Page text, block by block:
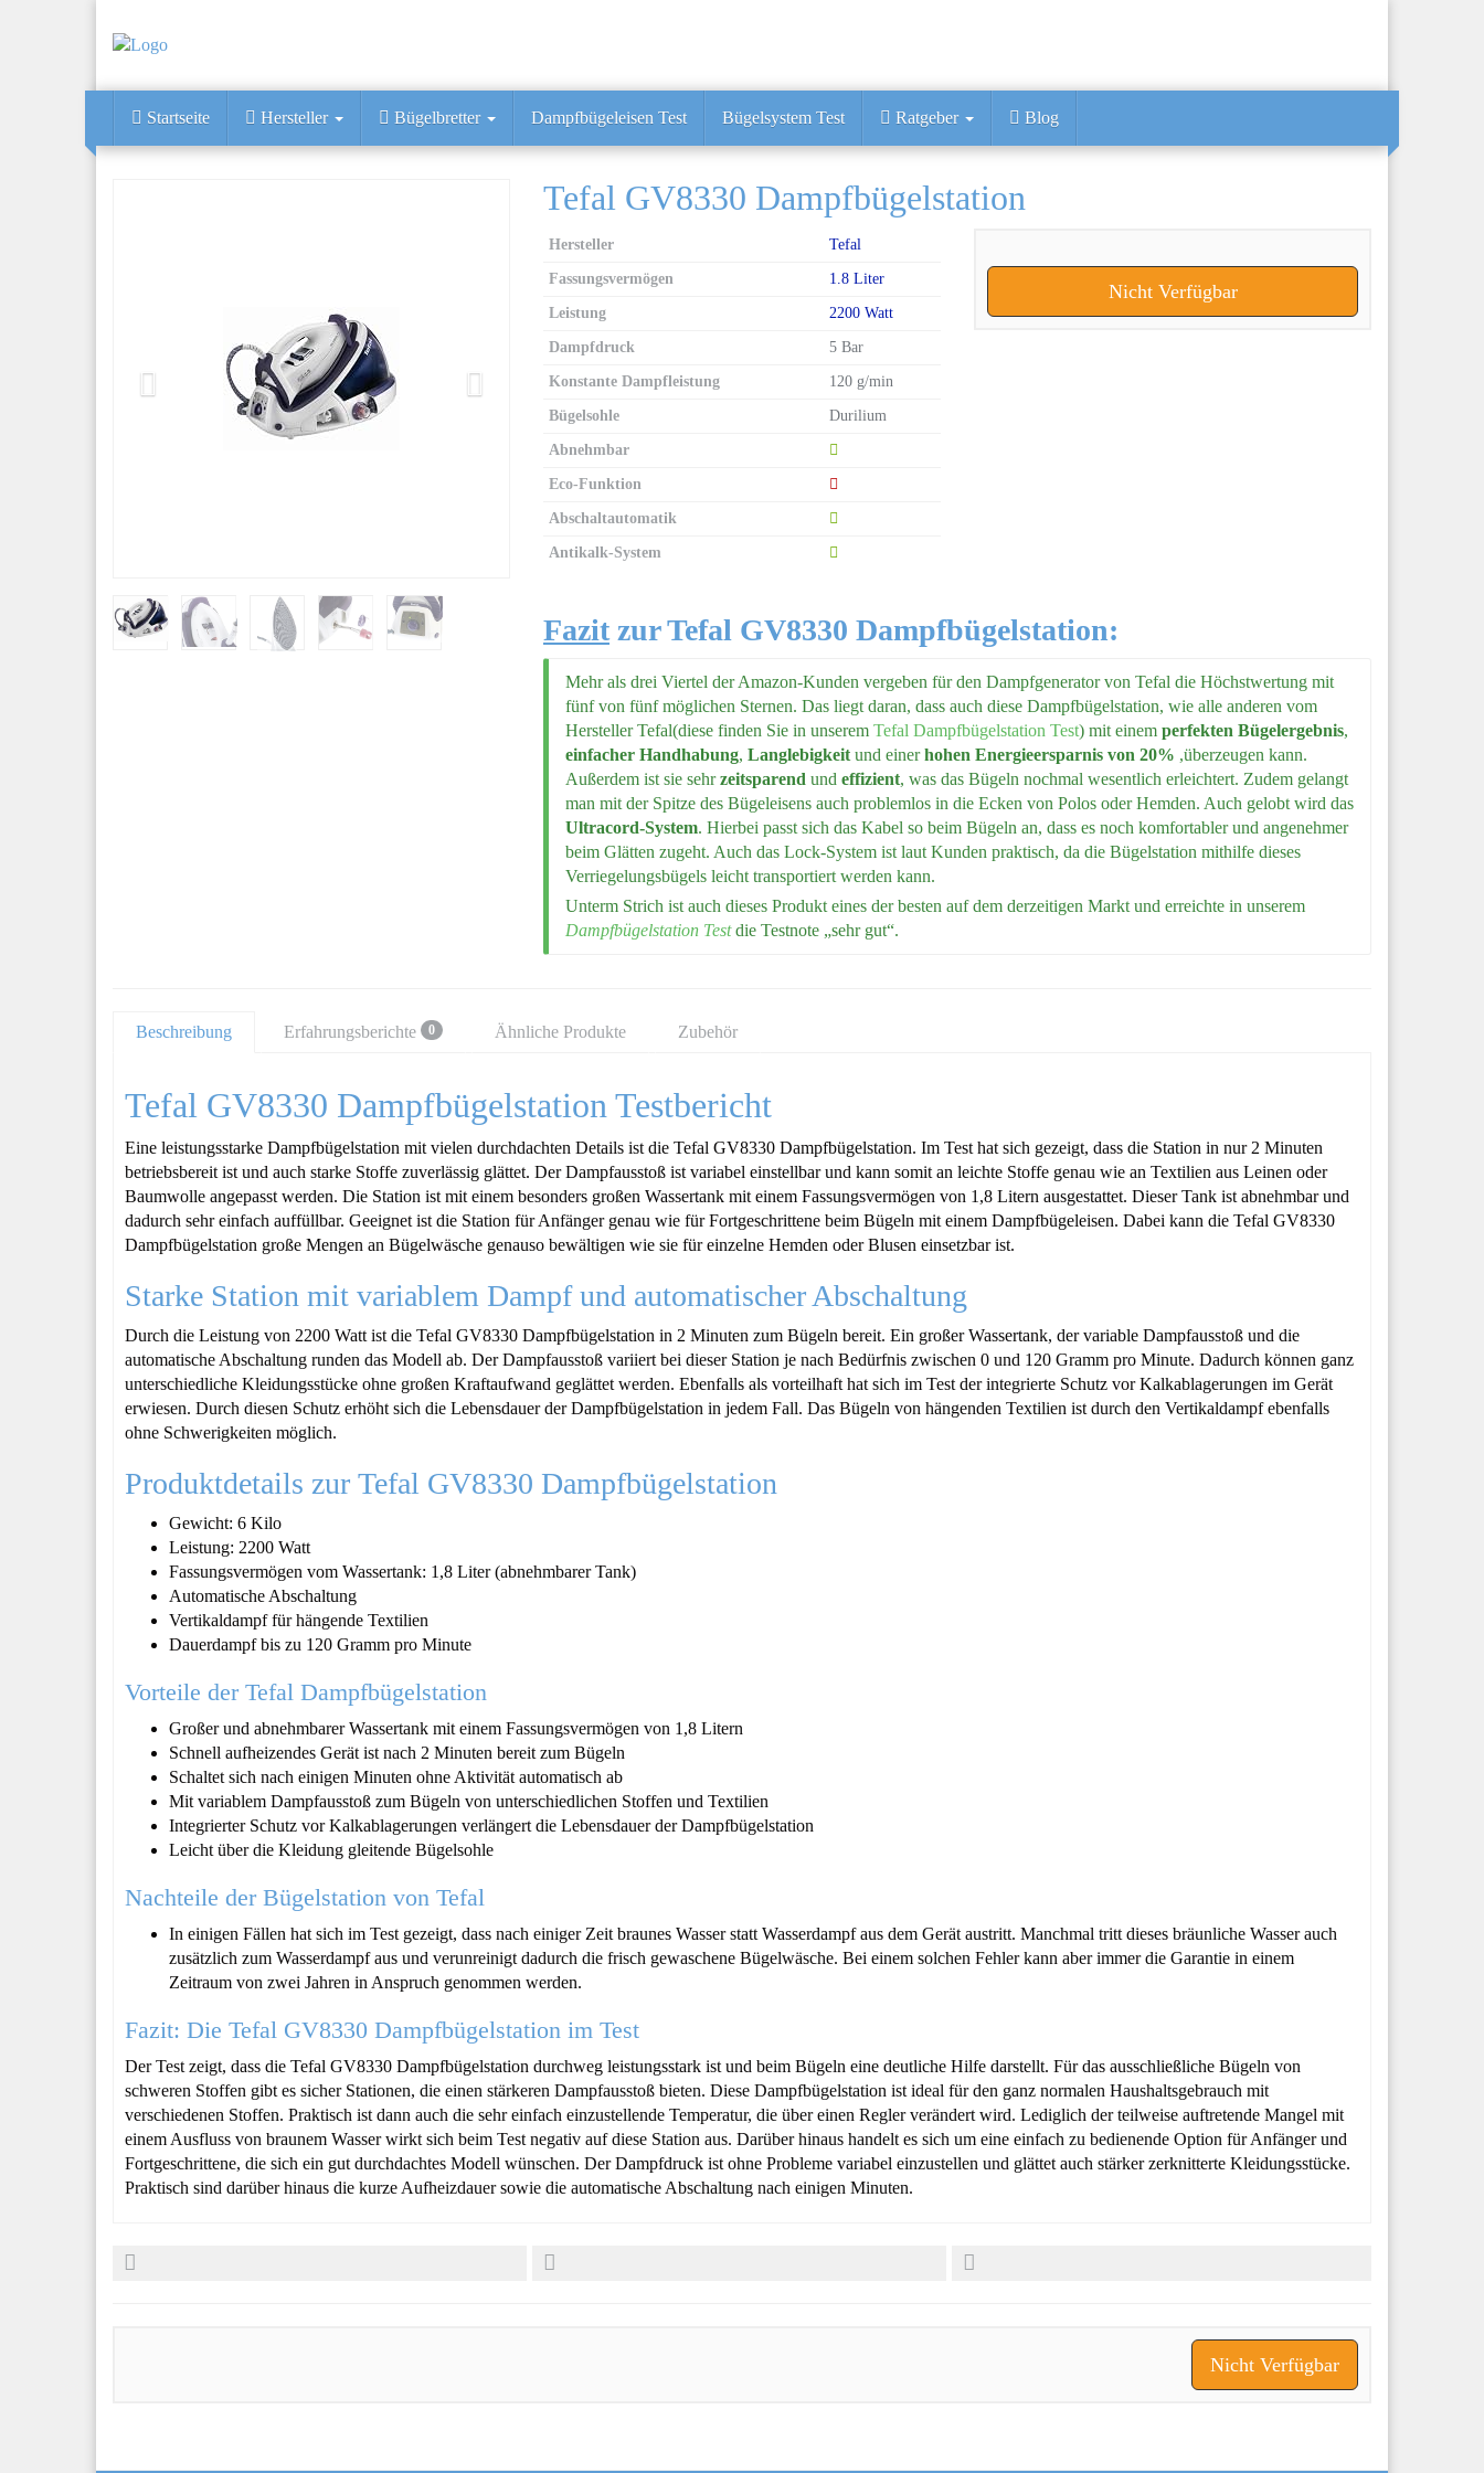
Startseite
Hersteller Bügelbretter Dampfbügeleisen Test Bügelsystem Test Ratgeber Blog
Tefal GV8330 Dampfbügelstation
Nicht Verfügbar
Hersteller Tefal
Fassungsvermögen 1.8 Liter
Leistung 2200 Watt
Dampfdruck 5 Bar
Konstante Dampfleistung 120 g/min
Bügelsohle Durilium
Abnehmbar
Eco-Funktion
Abschaltautomatik
Antikalk-System
Fazitzur Tefal GV8330 Dampfbügelstation:
Mehr als drei Viertel der Amazon-Kunden vergeben für den Dampfgenerator von Tefal die Höchstwertung mit
fünf von fünf möglichen Sternen. Das liegt daran, dass auch diese Dampfbügelstation, wie alle anderen vom
Hersteller Tefal(diese finden Sie in unserem Tefal Dampfbügelstation Test) mit einem perfekten Bügelergebnis,
einfacher Handhabung, Langlebigkeit und einerhohen Energieersparnis von 20% ,überzeugen kann.
Außerdem ist sie sehrzeitsparend und effizient, was das Bügeln nochmal wesentlich erleichtert. Zudem gelangt
man mit der Spitze des Bügeleisens auch problemlos in die Ecken von Polos oder Hemden. Auch gelobt wird das
Ultracord-System. Hierbei passt sich das Kabel so beim Bügeln an, dass es noch komfortabler und angenehmer
beim Glätten zugeht. Auch das Lock-System ist laut Kunden praktisch, da die Bügelstation mithilfe dieses
Verriegelungsbügels leicht transportiert werden kann.
Unterm Strich ist auch dieses Produkt eines der besten auf dem derzeitigen Markt und erreichte in unserem
Dampfbügelstation Testdie Testnote „sehr gut“.
Beschreibung Erfahrungsberichte 0 Ähnliche Produkte Zubehör
Tefal GV8330 Dampfbügelstation Testbericht
Eine leistungsstarke Dampfbügelstation mit vielen durchdachten Details ist die Tefal GV8330 Dampfbügelstation. Im Test hat sich gezeigt, dass die Station in nur 2 Minuten
betriebsbereit ist und auch starke Stoffe zuverlässig glättet. Der Dampfausstoß ist variabel einstellbar und kann somit an leichte Stoffe genau wie an Textilien aus Leinen oder
Baumwolle angepasst werden. Die Station ist mit einem besonders großen Wassertank mit einem Fassungsvermögen von 1,8 Litern ausgestattet. Dieser Tank ist abnehmbar und
dadurch sehr einfach auffüllbar. Geeignet ist die Station für Anfänger genau wie für Fortgeschrittene beim Bügeln mit einem Dampfbügeleisen. Dabei kann die Tefal GV8330
Dampfbügelstation große Mengen an Bügelwäsche genauso bewältigen wie sie für einzelne Hemden oder Blusen einsetzbar ist.
Starke Station mit variablem Dampf und automatischer Abschaltung
Durch die Leistung von 2200 Watt ist die Tefal GV8330 Dampfbügelstation in 2 Minuten zum Bügeln bereit. Ein großer Wassertank, der variable Dampfausstoß und die
automatische Abschaltung runden das Modell ab. Der Dampfausstoß variiert bei dieser Station je nach Bedürfnis zwischen 0 und 120 Gramm pro Minute. Dadurch können ganz
unterschiedliche Kleidungsstücke ohne großen Kraftaufwand geglättet werden. Ebenfalls als vorteilhaft hat sich im Test der integrierte Schutz vor Kalkablagerungen im Gerät
erwiesen. Durch diesen Schutz erhöht sich die Lebensdauer der Dampfbügelstation in jedem Fall. Das Bügeln von hängenden Textilien ist durch den Vertikaldampf ebenfalls
ohne Schwerigkeiten möglich.
Produktdetails zur Tefal GV8330 Dampfbügelstation
Gewicht: 6 Kilo
Leistung: 2200 Watt
Fassungsvermögen vom Wassertank: 1,8 Liter (abnehmbarer Tank)
Automatische Abschaltung
Vertikaldampf für hängende Textilien
Dauerdampf bis zu 120 Gramm pro Minute
Vorteile der Tefal Dampfbügelstation
Großer und abnehmbarer Wassertank mit einem Fassungsvermögen von 1,8 Litern
Schnell aufheizendes Gerät ist nach 2 Minuten bereit zum Bügeln
Schaltet sich nach einigen Minuten ohne Aktivität automatisch ab
Mit variablem Dampfausstoß zum Bügeln von unterschiedlichen Stoffen und Textilien
Integrierter Schutz vor Kalkablagerungen verlängert die Lebensdauer der Dampfbügelstation
Leicht über die Kleidung gleitende Bügelsohle
Nachteile der Bügelstation von Tefal
In einigen Fällen hat sich im Test gezeigt, dass nach einiger Zeit braunes Wasser statt Wasserdampf aus dem Gerät austritt. Manchmal tritt dieses bräunliche Wasser auch
zusätzlich zum Wasserdampf aus und verunreinigt dadurch die frisch gewaschene Bügelwäsche. Bei einem solchen Fehler kann aber immer die Garantie in einem
Zeitraum von zwei Jahren in Anspruch genommen werden.
Fazit: Die Tefal GV8330 Dampfbügelstation im Test
Der Test zeigt, dass die Tefal GV8330 Dampfbügelstation durchweg leistungsstark ist und beim Bügeln eine deutliche Hilfe darstellt. Für das ausschließliche Bügeln von
schweren Stoffen gibt es sicher Stationen, die einen stärkeren Dampfausstoß bieten. Diese Dampfbügelstation ist ideal für den ganz normalen Haushaltsgebrauch mit
verschiedenen Stoffen. Praktisch ist dann auch die sehr einfach einzustellende Temperatur, die über einen Regler verändert wird. Lediglich der teilweise auftretende Mangel mit
einem Ausfluss von braunem Wasser wirkt sich beim Test negativ auf diese Station aus. Darüber hinaus handelt es sich um eine einfach zu bedienende Option für Anfänger und
Fortgeschrittene, die sich ein gut durchdachtes Modell wünschen. Der Dampfdruck ist ohne Probleme variabel einzustellen und glättet auch stärker zerknitterte Kleidungsstücke.
Praktisch sind darüber hinaus die kurze Aufheizdauer sowie die automatische Abschaltung nach einigen Minuten.
Nicht Verfügbar